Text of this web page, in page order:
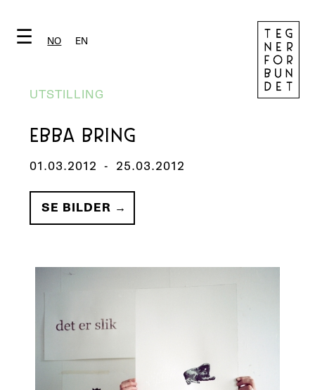
☰ NO EN
UTSTILLING
EBBA BRING
01.03.2012 - 25.03.2012
SE BILDER →